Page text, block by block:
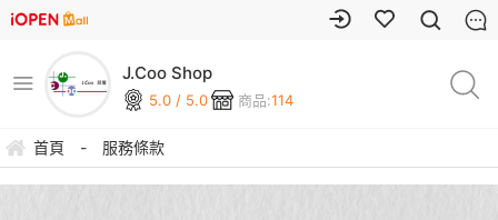
J.Coo Shop
5.0 / 5.0 商品:114
首頁 - 服務條款